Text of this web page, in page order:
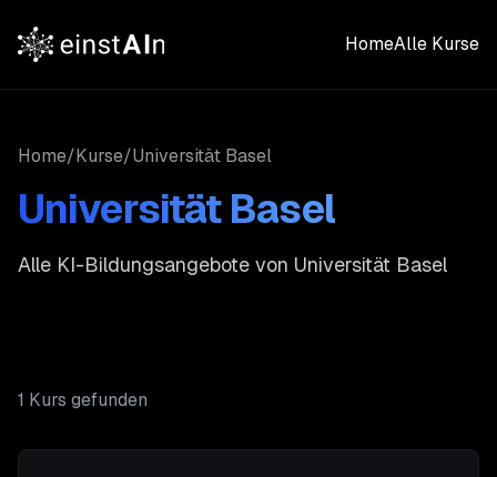
HomeAlle Kurse
Home/Kurse/Universität Basel
Universität Basel
Alle KI-Bildungsangebote von Universität Basel
1 Kurs gefunden